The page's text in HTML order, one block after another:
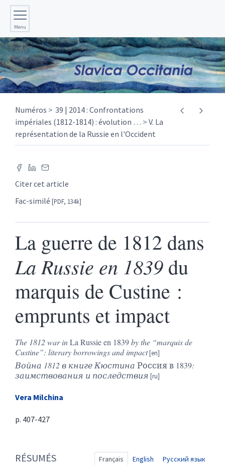
Menu
Numéros
39 | 2014 : Confrontations
impériales (1812-1814) : évolution …
V. La
représentation de la Russie en l'Occident
Citer cet article
Fac-similé [PDF, 134k]
La guerre de 1812 dans
La Russie en 1839 du
marquis de Custine :
emprunts et impact
The 1812 war inLa Russie en 1839by the “marquis de
Custine”: literary borrowings and impact
Война 1812 в книге Кюстина Россия в 1839:
заимствования и последствия
Vera Milchina
p. 407-427
Texte
RÉSUMÉS Français English Русский язык